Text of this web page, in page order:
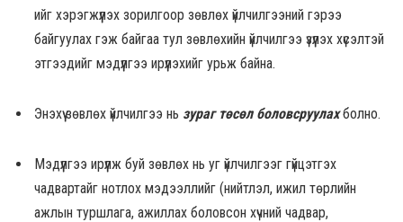
ийг хэрэгжүүлэх зорилгоор зөвлөх үйлчилгээний гэрээ
байгуулах гэж байгаа тул зөвлөхийн үйлчилгээ үзүүлэх хүсэлтэй
этгээдийг мэдүүлгээ ирүүлэхийг урьж байна.
Энэхүү зөвлөх үйлчилгээ нь зураг төсөл боловсруулахболно.
Мэдүүлгээ ирүүлж буй зөвлөх нь уг үйлчилгээг гүйцэтгэх
чадвартайг нотлох мэдээллийг (нийтлэл, ижил төрлийн
ажлын туршлага, ажиллах боловсон хүчний чадвар,